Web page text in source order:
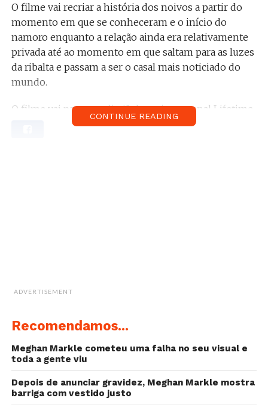
O filme vai recriar a história dos noivos a partir do
momento em que se conheceram e o início do
namoro enquanto a relação ainda era relativamente
privada até ao momento em que saltam para as luzes
da ribalta e passam a ser o casal mais noticiado do
mundo.
O filme vai para o ar dia 13 de maio no canal Lifetime,
apenas 6 dias antes do tão aguardado casamento.
CONTINUE READING
ADVERTISEMENT
Recomendamos...
Meghan Markle cometeu uma falha no seu visual e
toda a gente viu
Depois de anunciar gravidez, Meghan Markle mostra
barriga com vestido justo